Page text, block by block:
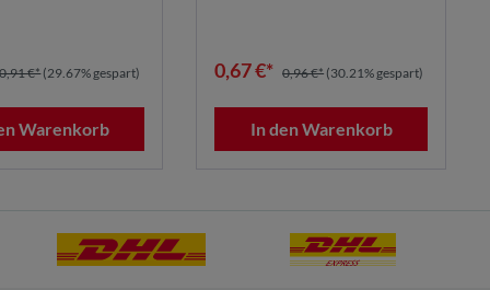
0,91 €*(29.67% gespart)
Warenkorb
0,67 €* 0,96 €* (30.21% gespart)
In den Warenkorb